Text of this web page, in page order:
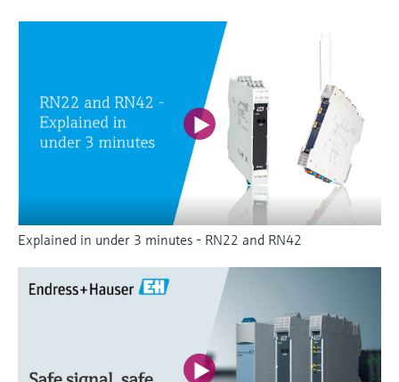
Explained in under 3 minutes - RN22 and RN42